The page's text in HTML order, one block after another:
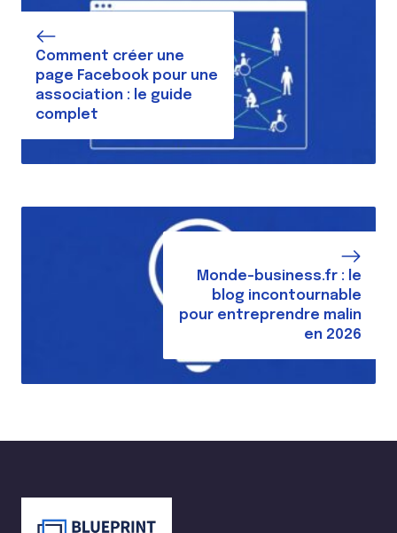
Comment créer une
page Facebook pour une
association : le guide
complet
Monde-business.fr : le
blog incontournable
pour entreprendre malin
en 2026